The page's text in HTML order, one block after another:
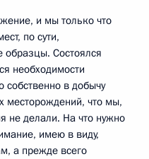
и мы только что
по сути,
образцы. Состоялся
необходимости
в добычу
месторождений, что мы,
не делали. На что нужно
имею в виду,
а прежде всего